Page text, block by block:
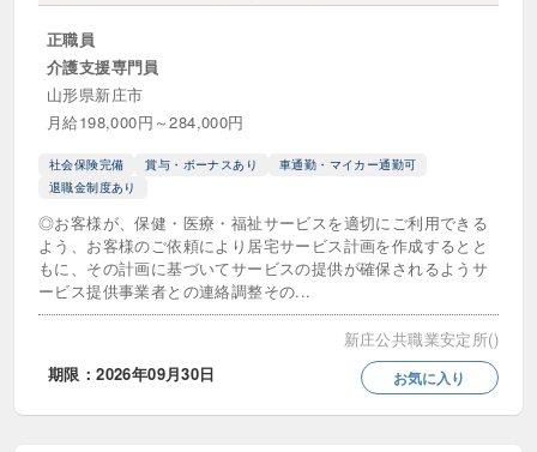
年収500万円以上
年収700万円以上
給料30万円以上 給料35万円以上
給料40万円以上 給料45万円以上
給料50万円以上
時給1200円以上 時給1300円以上
正職員
介護支援専門員
山形県新庄市
月給198,000円～284,000円
社会保険完備 賞与・ボーナスあり
車通勤・マイカー通勤可
退職金制度あり
◎お客様が、保健・医療・福祉サービスを適切にご利用できる
よう、お客様のご依頼により居宅サービス計画を作成するとと
もに、その計画に基づいてサービスの提供が確保されるようサ
ービス提供事業者との連絡調整その...
新庄公共職業安定所()
期限：2026年09月30日
お気に入り